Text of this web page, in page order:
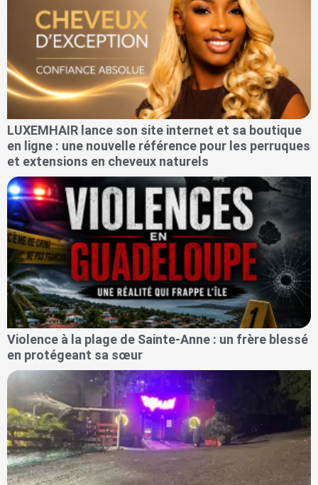
LUXEMHAIR lance son site internet et sa boutique
en ligne : une nouvelle référence pour les perruques
et extensions en cheveux naturels
Violence à la plage de Sainte-Anne : un frère blessé
en protégeant sa sœur